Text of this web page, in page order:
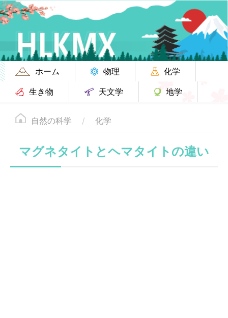
ホーム 物理
化学
生き物
天文学 地学
自然の科学 化学
マグネタイトとヘマタイトの違い